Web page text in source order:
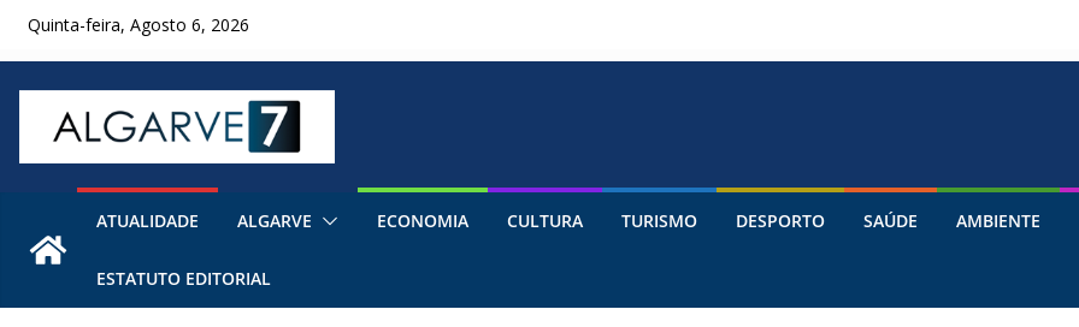
SkipQuinta-feira, Agosto 6, 2026
ATUALIDADE ALGARVE ECONOMIA CULTURA TURISMO DESPORTO SAÚDE AMBIENTE
ESTATUTO EDITORIAL